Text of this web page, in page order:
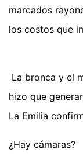
marcados
los costos que
La bronca y el
hizo que
La Emilia
¿Hay cámaras?